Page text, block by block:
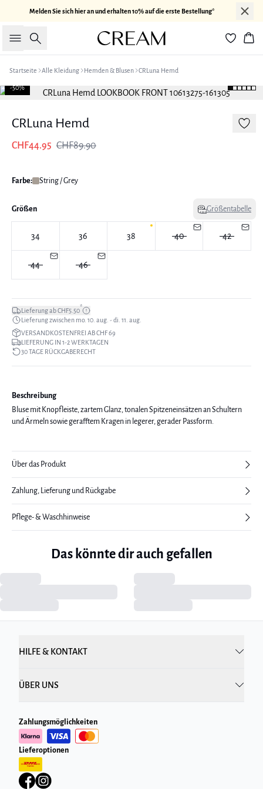
Melden Sie sich hier an und erhalten 10% auf die erste Bestellung*
Suche
Startseite Alle Kleidung Hemden & Blusen CRLuna Hemd
-50%
CRLuna Hemd
CHF44.95 CHF89.90
Farbe: String / Grey
Größen Größentabelle
34 36 38 40 42
44 46
Lieferung ab CHF5.50*
Lieferung zwischen mo. 10. aug. - di. 11. aug.
VERSANDKOSTENFREI AB CHF 69
LIEFERUNG IN 1-2 WERKTAGEN
30 TAGE RÜCKGABERECHT
Beschreibung
Bluse mit Knopfleiste, zartem Glanz, tonalen Spitzeneinsätzen an Schultern
und Ärmeln sowie gerafftem Kragen in legerer, gerader Passform.
Über das Produkt
Zahlung, Lieferung und Rückgabe
Pflege- & Waschhinweise
Das könnte dir auch gefallen
HILFE & KONTAKT
ÜBER UNS
Zahlungsmöglichkeiten
Lieferoptionen